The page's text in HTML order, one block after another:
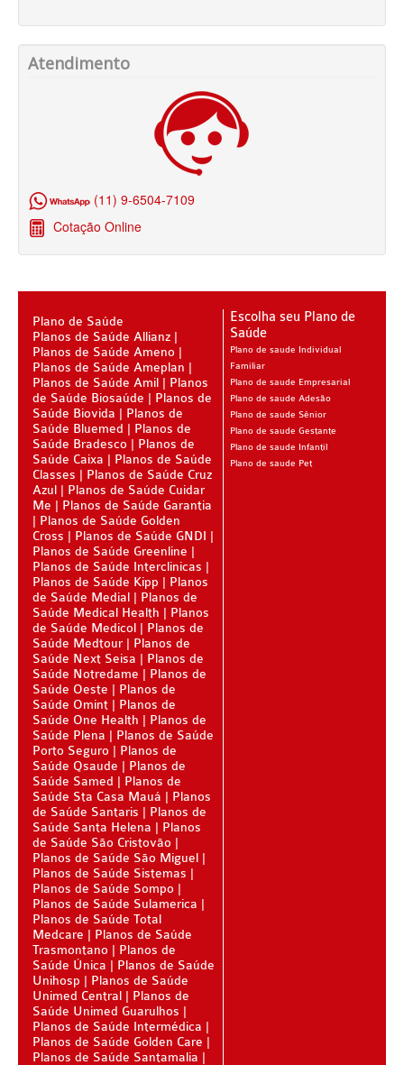
MEDSENIORPLANO DE SAÚDE SÊNIOR
QSAÚDE PLANO DE SAÚDE SÊNIOR
SANTA HELENA PLANO DE SAÚDE SÊNIOR
SÃO CRISTOVÃO PLANO DE SAÚDE SÊNIOR
TOTAL MEDCARE PLANO DE SAÚDE SÊNIOR
TRANSMONTANO PLANO DE SAÚDE SÊNIOR
OPERADORAS
PLANO DE SAÚDE ALLIANZ
PLANO DE SAÚDE AMEPLAN
PLANO DE SAÚDE AMENO
PLANO DE SAÚDE AMIL
PLANO DE SAÚDE BIOSAÚDE
PLANO DE SAÚDE BIOVIDA
PLANO DE SAÚDE BLUEMED
PLANO DE SAÚDE BRADESCO
PLANO DE SAÚDE CAIXA
PLANO DE SAÚDE CLASSES AACL
PLANO DE SAÚDE CUIDAR ME
PLANO DE SAÚDE DIX
PLANO DE SAÚDE GARANTIA GS SAÚDE
PLANO DE SAÚDE GARANTIA ADVENTISTA
PLANO DE SAÚDE GOLDEN CARE
PLANO DE SAÚDE GOLDEN CROSS
PLANO DE SAÚDE GNDI
PLANO DE SAÚDE KIPP
PLANO DE SAÚDE INTERMÉDICA
PLANO DE SAÚDE GREENLINE
PLANO DE SAÚDE LINCX
Atendimento
(11) 9-6504-7109
Cotação Online
Plano de Saúde
Planos de Saúde Allianz
Planos de Saúde Ameno
Planos de Saúde Ameplan
Planos de Saúde Amil
Planos
de Saúde Biosaúde
Planos de
Saúde Biovida
Planos de
Saúde Bluemed
Planos de
Saúde Bradesco
Planos de
Saúde Caixa
Planos de Saúde
Classes
Planos de Saúde Cruz
Azul
Planos de Saúde Cuidar
Me
Planos de Saúde Garantia
Planos de Saúde Golden
Cross
Planos de Saúde GNDI
Planos de Saúde Greenline
Planos de Saúde Interclinicas
Planos de Saúde Kipp
Planos
de Saúde Medial
Planos de
Saúde Medical Health
Planos
de Saúde Medicol
Planos de
Saúde Medtour
Planos de
Saúde Next Seisa
Planos de
Saúde Notredame
Planos de
Saúde Oeste
Planos de
Saúde Omint
Planos de
Saúde One Health
Planos de
Saúde Plena
Planos de Saúde
Porto Seguro
Planos de
Saúde Qsaude
Planos de
Saúde Samed
Planos de
Saúde Sta Casa Mauá
Planos
de Saúde Santaris
Planos de
Saúde Santa Helena
Planos
de Saúde São Cristovão
Planos de Saúde São Miguel
Planos de Saúde Sistemas
Planos de Saúde Sompo
Planos de Saúde Sulamerica
Planos de Saúde Total
Medcare
Planos de Saúde
Trasmontano
Planos de
Saúde Única
Planos de Saúde
Unihosp
Planos de Saúde
Unimed Central
Planos de
Saúde Unimed Guarulhos
Planos de Saúde Intermédica
Planos de Saúde Golden Care
Planos de Saúde Santamalia
Escolha seu Plano de
Saúde
Plano de saude Individual
Familiar
Plano de saude Empresarial
Plano de saude Adesão
Plano de saude Sênior
Plano de saude Gestante
Plano de saude Infantil
Plano de saude Pet